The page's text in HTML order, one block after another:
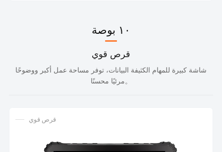
١٠ بوصة
قرص قوي
شاشة كبيرة للمهام الكثيفة البيانات، توفر مساحة عمل أكبر ووضوحًا
مرئيًا محسنًا。
قرص قوي